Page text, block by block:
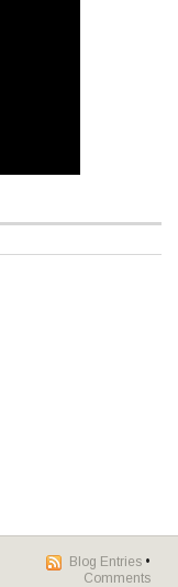
Blog Entries •
Comments